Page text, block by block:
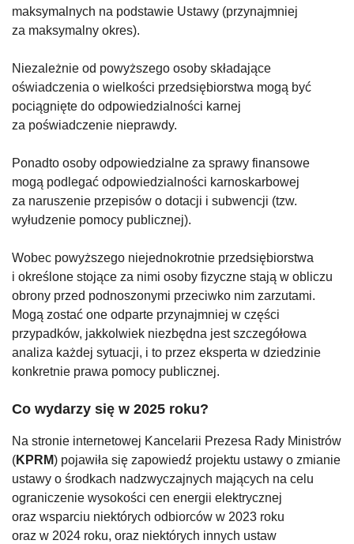
maksymalnych na podstawie Ustawy (przynajmniej
za maksymalny okres).
Niezależnie od powyższego osoby składające
oświadczenia o wielkości przedsiębiorstwa mogą być
pociągnięte do odpowiedzialności karnej
za poświadczenie nieprawdy.
Ponadto osoby odpowiedzialne za sprawy finansowe
mogą podlegać odpowiedzialności karnoskarbowej
za naruszenie przepisów o dotacji i subwencji (tzw.
wyłudzenie pomocy publicznej).
Wobec powyższego niejednokrotnie przedsiębiorstwa
i określone stojące za nimi osoby fizyczne stają w obliczu
obrony przed podnoszonymi przeciwko nim zarzutami.
Mogą zostać one odparte przynajmniej w części
przypadków, jakkolwiek niezbędna jest szczegółowa
analiza każdej sytuacji, i to przez eksperta w dziedzinie
konkretnie prawa pomocy publicznej.
Co wydarzy się w 2025 roku?
Na stronie internetowej Kancelarii Prezesa Rady Ministrów
(KPRM) pojawiła się zapowiedź projektu ustawy o zmianie
ustawy o środkach nadzwyczajnych mających na celu
ograniczenie wysokości cen energii elektrycznej
oraz wsparciu niektórych odbiorców w 2023 roku
oraz w 2024 roku, oraz niektórych innych ustaw